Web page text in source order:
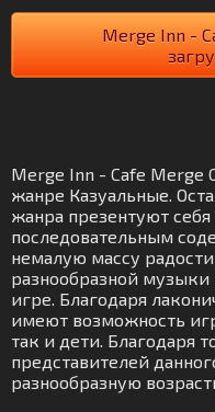
Merge Inn -
Merge Inn - Cafe Merge
жанре Казуальные.
жанра презентуют
последовательным
немалую массу
разнообразной
игре. Благодаря
имеют возможность
так и дети. Благодаря
представителей
разнообразную